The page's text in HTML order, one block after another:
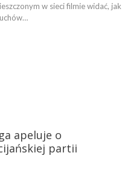
w sieci filmie widać, jak
apeluje o
partii